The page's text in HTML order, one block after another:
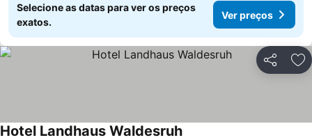
Selecione as datas para ver os preços
exatos.
Ver preços
Partilhar
Hotel Landhaus Waldesruh